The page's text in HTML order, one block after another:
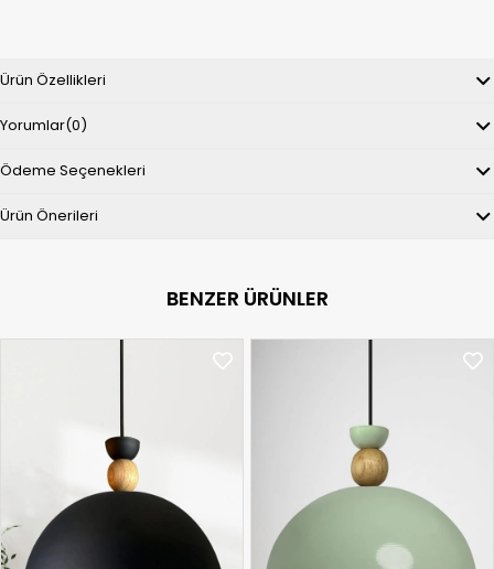
Ürün Özellikleri
Yorumlar(0)
Ödeme Seçenekleri
Ürün Önerileri
BENZER ÜRÜNLER